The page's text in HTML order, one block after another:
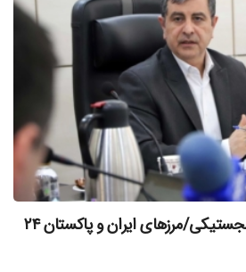
جزئیات توافقات جدید لجستیکی/مرزهای ایران و پاکستان ۲۴